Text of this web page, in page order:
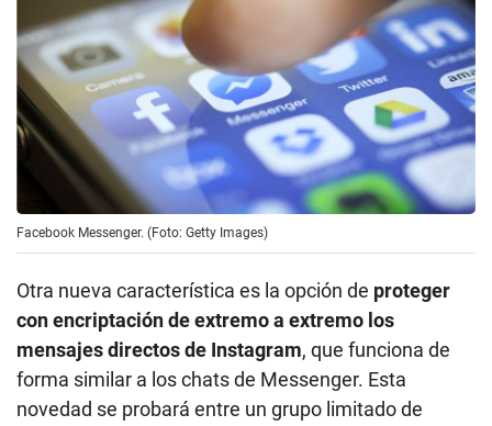
Facebook Messenger. (Foto: Getty Images)
Otra nueva característica es la opción de proteger
con encriptación de extremo a extremo los
mensajes directos de Instagram, que funciona de
forma similar a los chats de Messenger. Esta
novedad se probará entre un grupo limitado de